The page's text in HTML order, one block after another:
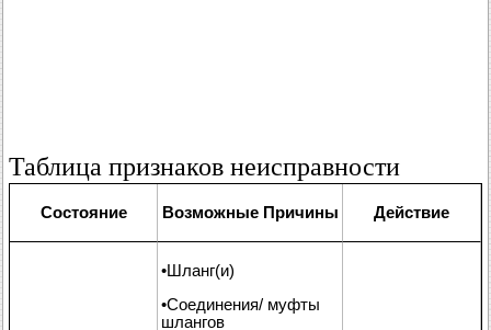
Таблица признаков неисправности
Состояние Возможные Причины Действие
•Шланг(и)
•Соединения/ муфты
шлангов